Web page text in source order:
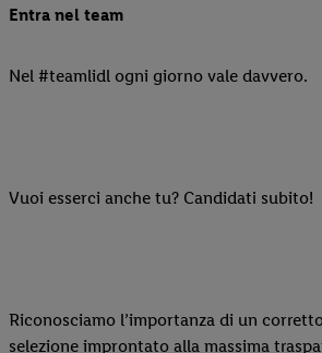
Entra nel team
Nel #teamlidl ogni giorno vale davvero.
Vuoi esserci anche tu? Candidati subito!
Riconosciamo l’importanza di un
selezione improntato alla massima